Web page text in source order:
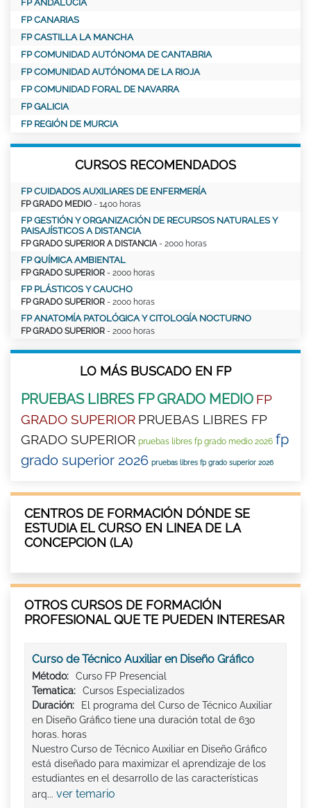
FP ANDALUCÍA
FP CANARIAS
FP CASTILLA LA MANCHA
FP COMUNIDAD AUTÓNOMA DE CANTABRIA
FP COMUNIDAD AUTÓNOMA DE LA RIOJA
FP COMUNIDAD FORAL DE NAVARRA
FP GALICIA
FP REGIÓN DE MURCIA
CURSOS RECOMENDADOS
FP CUIDADOS AUXILIARES DE ENFERMERÍA
FP GRADO MEDIO - 1400 horas
FP GESTIÓN Y ORGANIZACIÓN DE RECURSOS NATURALES Y
PAISAJÍSTICOS A DISTANCIA
FP GRADO SUPERIOR A DISTANCIA- 2000 horas
FP QUÍMICA AMBIENTAL
FP GRADO SUPERIOR - 2000 horas
FP PLÁSTICOS Y CAUCHO
FP GRADO SUPERIOR - 2000 horas
FP ANATOMÍA PATOLÓGICA Y CITOLOGÍA NOCTURNO
FP GRADO SUPERIOR - 2000 horas
LO MÁS BUSCADO EN FP
PRUEBAS LIBRES FP GRADO MEDIO FP
GRADO SUPERIOR PRUEBAS LIBRES FP
GRADO SUPERIOR pruebas libres fp grado medio 2026 fp
grado superior 2026 pruebas libres fp grado superior 2026
CENTROS DE FORMACIÓN DÓNDE SE
ESTUDIA EL CURSO EN LINEA DE LA
CONCEPCION (LA)
OTROS CURSOS DE FORMACIÓN
PROFESIONAL QUE TE PUEDEN INTERESAR
Curso de Técnico Auxiliar en Diseño Gráfico
Método:
Curso FP Presencial
Tematica:
Cursos Especializados
Duración:
El programa del Curso de Técnico Auxiliar
en Diseño Gráfico tiene una duración total de 630
horas. horas
Nuestro Curso de Técnico Auxiliar en Diseño Gráfico
está diseñado para maximizar el aprendizaje de los
estudiantes en el desarrollo de las características
arq... ver temario